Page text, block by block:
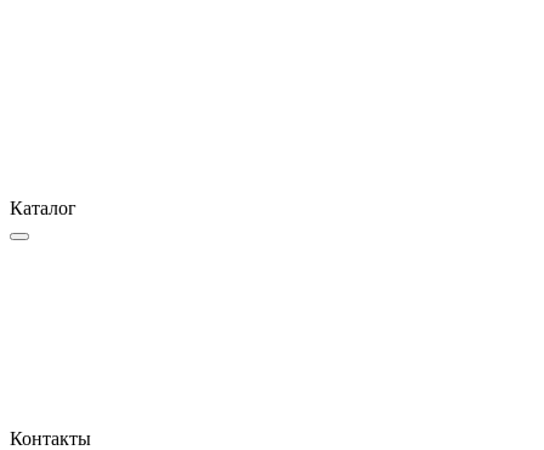
Каталог
Контакты